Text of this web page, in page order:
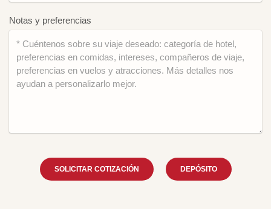
Notas y preferencias
SOLICITAR COTIZACIÓN DEPÓSITO